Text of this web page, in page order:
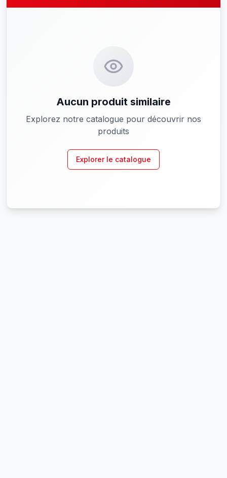
Aucun produit similaire
Explorez notre catalogue pour découvrir nos
produits
Explorer le catalogue